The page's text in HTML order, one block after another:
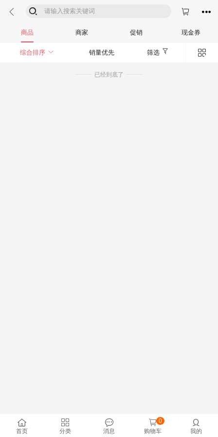
  

商品 商家 促销 现金券
综合排序  销量优先 筛选 
已经到底了

首页

分类

消息

购物车
0 
我的